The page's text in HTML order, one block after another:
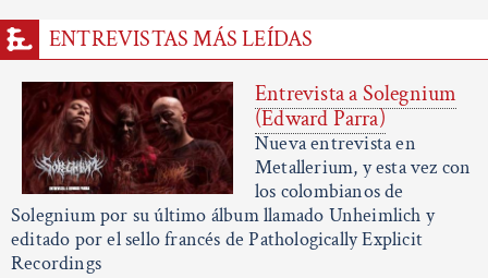
ENTREVISTAS MÁS LEÍDAS
Entrevista a Solegnium
(Edward Parra)
Nueva entrevista en
Metallerium, y esta vez con
los colombianos de
Solegnium por su último álbum llamado Unheimlich y
editado por el sello francés de Pathologically Explicit
Recordings